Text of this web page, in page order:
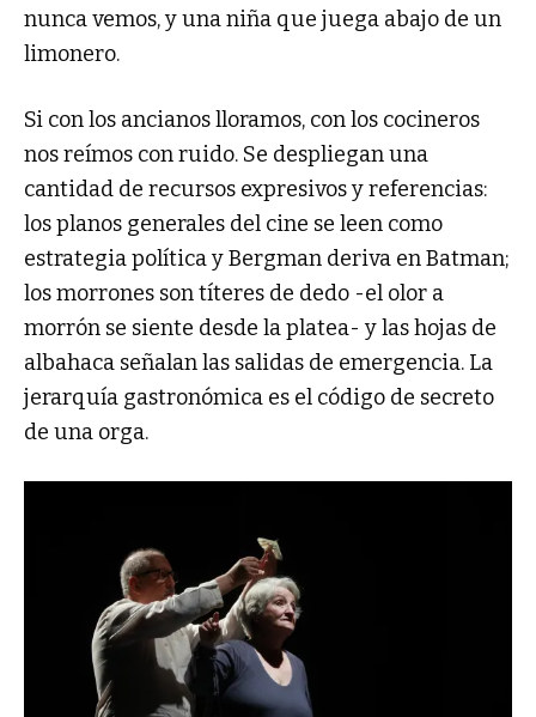
nunca vemos, y una niña que juega abajo de un
limonero.
Si con los ancianos lloramos, con los cocineros
nos reímos con ruido. Se despliegan una
cantidad de recursos expresivos y referencias:
los planos generales del cine se leen como
estrategia política y Bergman deriva en Batman;
los morrones son títeres de dedo -el olor a
morrón se siente desde la platea- y las hojas de
albahaca señalan las salidas de emergencia. La
jerarquía gastronómica es el código de secreto
de una orga.